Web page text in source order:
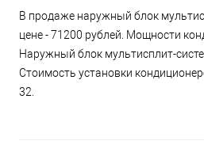
В продаже наружный блок
цене - 71200 рублей. Мощности
Наружный блок мультисплит-
Стоимость установки
32.